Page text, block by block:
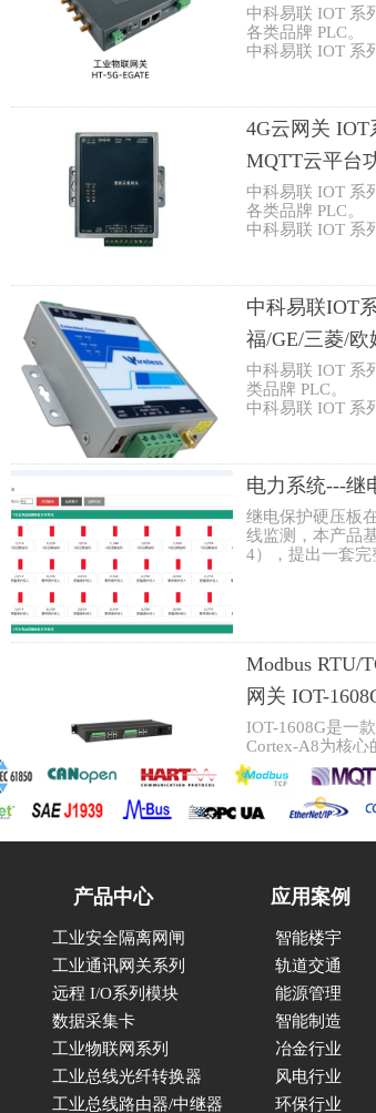
中科易联 IOT 系
各类品牌 PLC。
中科易联 IOT 系
中科易联 IOT 系
议混杂、设备通
4G云网关 IOT
MQTT云平台
中科易联 IOT 系
各类品牌 PLC。
中科易联 IOT 系
中科易联 IOT 系
议混杂、设备通
中科易联IOT
福/GE/三菱/
中科易联 IOT 系
类品牌 PLC。
中科易联 IOT 系
中科易联 IOT 系
混杂、设备通讯
电力系统---继
继电保护硬压板
线监测，本产品
4），提出一套完
Modbus RTU/
IOT-1608G是一
Cortex-A8为核心
CC）的256KB
IOT-1608G配电
口，具有TVS保
集接口；16路DI
成度、易安装等
Modbus RTU/
HGateWay物联
的高性能嵌入式
整机采用24V直
各种现场设备，
支持多种协议转
Modbus
HGateWay物联
HGateWay-M1 /
的高性能嵌入式
整机采用24V直
工业安全隔离网闸
工业通讯网关系列
远程 I/O系列模块
数据采集卡
工业物联网系列
工业总线光纤转换器
工业总线路由器/中继器
产品中心 应用案例
智能楼宇
轨道交通
能源管理
智能制造
冶金行业
风电行业
环保行业